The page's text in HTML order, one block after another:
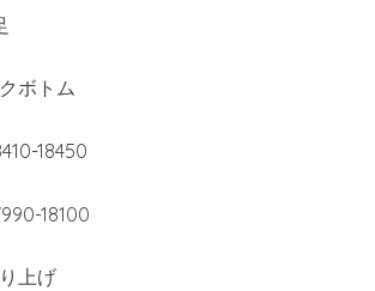
ボトム
18450
18100
上げ